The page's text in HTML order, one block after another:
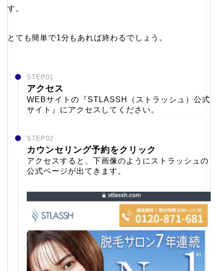
す。
とても簡単で1分もあれば終わるでしょう。
STEP01
アクセス
WEBサイトの『STLASSH（ストラッシュ）公式
サイト』にアクセスしてください。
STEP02
カウンセリング予約をクリック
アクセスすると、下画像のようにストラッシュの
公式ページが出てきます。